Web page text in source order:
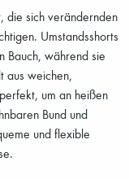
die sich verändernden
Umstandsshorts
Bauch, während sie
aus weichen,
um an heißen
Bund und
und flexible